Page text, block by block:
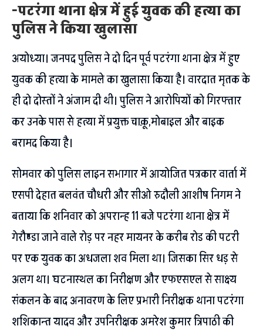
-पटरंगा थाना क्षेत्र में हुई युवक की हत्या का
पुलिस ने किया खुलासा
अयोध्या। जनपद पुलिस ने दो दिन पूर्व पटरंगा थाना क्षेत्र में हुए
युवक की हत्या के मामले का खुलासा किया है। वारदात मृतक के
ही दो दोस्तों ने अंजाम दी थी। पुलिस ने आरोपियों को गिरफ्तार
कर उनके पास से हत्या में प्रयुक्त चाक़ू,मोबाइल और बाइक
बरामद किया है।
सोमवार को पुलिस लाइन सभागार में आयोजित पत्रकार वार्ता में
एसपी देहात बलवंत चौधरी और सीओ रुदौली आशीष निगम ने
बताया कि शनिवार को अपरान्ह 11 बजे पटरंगा थाना क्षेत्र में
गेरौण्डा जाने वाले रोड़ पर नहर मायनर के करीब रोड की पटरी
पर एक युवक का अधजला शव मिला था। जिसका सिर धड़ से
अलग था। घटनास्थल का निरीक्षण और एफएसएल से साक्ष्य
संकलन के बाद अनावरण के लिए प्रभारी निरीक्षक थाना पटरंगा
शशिकान्त यादव और उपनिरीक्षक अमरेश कुमार त्रिपाठी की